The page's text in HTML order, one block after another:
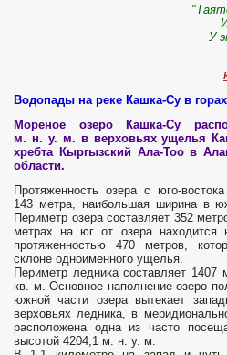
У
Водопады на реке Кашка-Су в
Мореное озеро Кашка-Су
м. н. у. м. в верховьях ущелья
хребта Кыргызский Ала-Тоо в
области.
Протяженность озера с юго-
143 метра, наибольшая ширина в
Периметр озера составляет 352
метрах на юг от озера находится
протяженностью 470 метров,
склоне одноименного ущелья.
Периметр ледника составляет
кв. м. Основное наполнение озеро
южной части озера вытекает
верховьях ледника, в
расположена одна из часто
высотой 4204,1 м. н. у. м.